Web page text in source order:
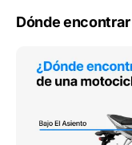
Dónde encontrar